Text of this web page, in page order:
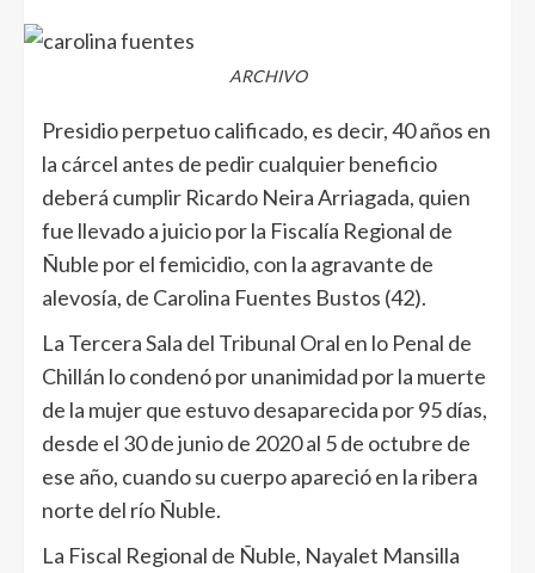
ARCHIVO
Presidio perpetuo calificado, es decir, 40 años en
la cárcel antes de pedir cualquier beneficio
deberá cumplir Ricardo Neira Arriagada, quien
fue llevado a juicio por la Fiscalía Regional de
Ñuble por el femicidio, con la agravante de
alevosía, de Carolina Fuentes Bustos (42).
La Tercera Sala del Tribunal Oral en lo Penal de
Chillán lo condenó por unanimidad por la muerte
de la mujer que estuvo desaparecida por 95 días,
desde el 30 de junio de 2020 al 5 de octubre de
ese año, cuando su cuerpo apareció en la ribera
norte del río Ñuble.
La Fiscal Regional de Ñuble, Nayalet Mansilla